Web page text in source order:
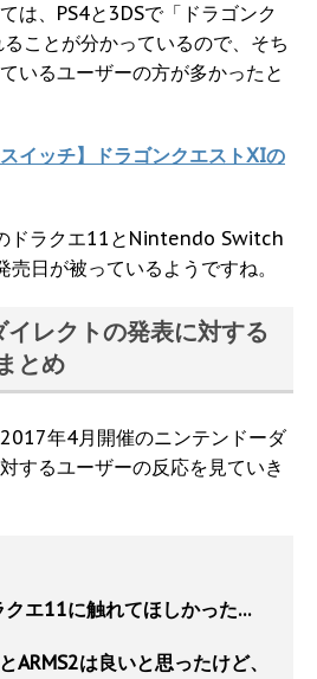
は、PS4と3DSで「ドラゴンク
ことが分かっているので、そち
いるユーザーの方が多かったと
スイッチ】ドラゴンクエストXIの
ドラクエ11とNintendo Switch
日が被っているようですね。
レクトの発表に対する
とめ
年4月開催のニンテンドーダ
するユーザーの反応を見ていき
クエ11に触れてほしかった…
ARMS2は良いと思ったけど、